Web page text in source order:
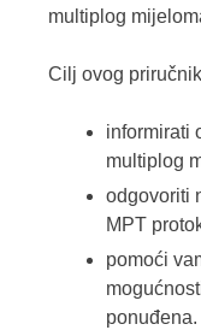
multiplog
Cilj ovog
informirati
multiplog
odgovoriti
MPT
pomoći
ponuđena.